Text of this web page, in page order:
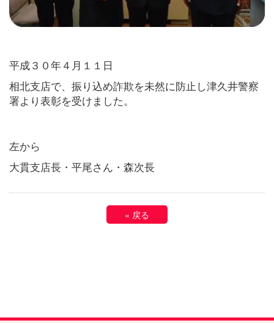
平成３０年４月１１日
相北支店で、振り込め詐欺を未然に防止し津久井警察
署より表彰を受けました。
左から
大貫支店長・平尾さん・森次長
« 戻る